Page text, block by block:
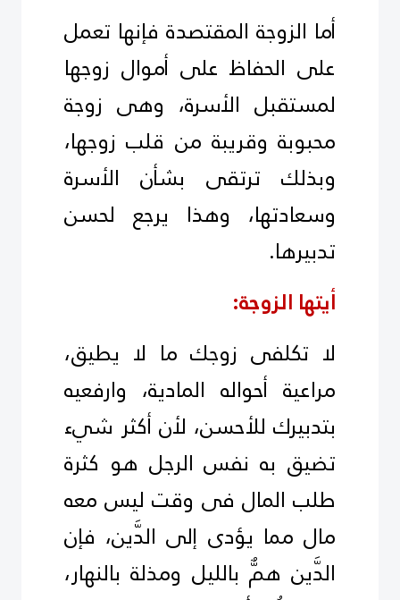
أما الزوجة المقتصدة فإنها تعمل
على الحفاظ على أموال زوجها
لمستقبل الأسرة، وهى زوجة
محبوبة وقريبة من قلب زوجها،
وبذلك ترتقى بشأن الأسرة
وسعادتها، وهذا يرجع لحسن
تدبيرها.
أيتها الزوجة:
لا تكلفى زوجك ما لا يطيق،
مراعية أحواله المادية، وارفعيه
بتدبيرك للأحسن، لأن أكثر شيء
تضيق به نفس الرجل هو كثرة
طلب المال فى وقت ليس معه
مال مما يؤدى إلى الدَّين، فإن
الدَّين همٌّ بالليل ومذلة بالنهار،